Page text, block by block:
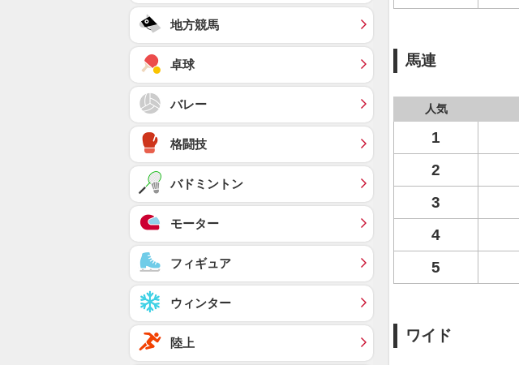
馬連
人気
1
2
3
4
5
ワイド
地方競馬
卓球
バレー
格闘技
バドミントン
モーター
フィギュア
ウィンター
陸上